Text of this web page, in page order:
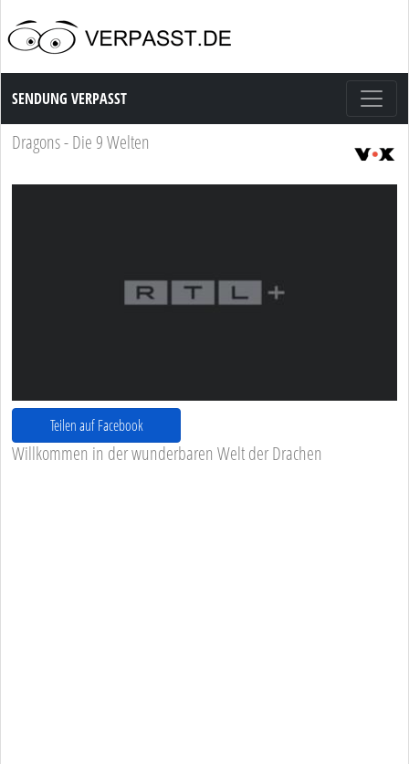
Sendung Verpasst
SENDUNG VERPASST
Dragons - Die 9 Welten
Teilen auf Facebook
Willkommen in der wunderbaren Welt der Drachen